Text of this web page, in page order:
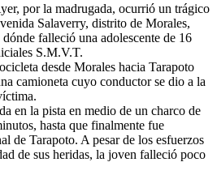
por la madrugada, ocurrió un trágico
Salaverry, distrito de Morales,
falleció una adolescente de 16
S.M.V.T.
desde Morales hacia Tarapoto
camioneta cuyo conductor se dio a la
en la pista en medio de un charco de
hasta que finalmente fue
de Tarapoto. A pesar de los esfuerzos
de sus heridas, la joven falleció poco